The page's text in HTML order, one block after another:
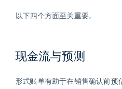
以下四个方面至关重要。
现金流与预测
形式账单有助于在销售确认前预